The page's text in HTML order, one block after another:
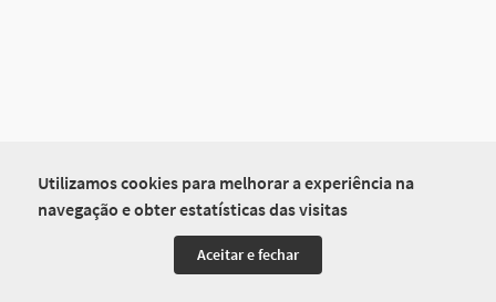
Utilizamos cookies para melhorar a experiência na
navegação e obter estatísticas das visitas
Aceitar e fechar